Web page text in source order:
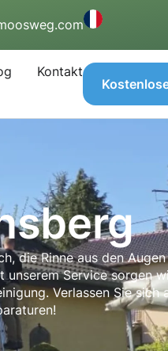
Kontakt
die Rinne aus den
Service sorgen
Verlassen Sie sich